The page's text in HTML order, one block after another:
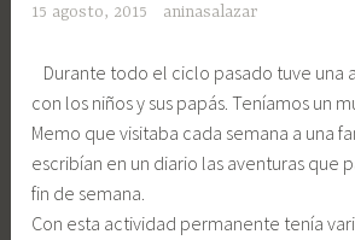
15 agosto, 2015 aninasalazar
Durante todo el ciclo pasado tuve una
con los niños y sus papás. Teníamos un
Memo que visitaba cada semana a una
escribían en un diario las aventuras que
fin de semana.
Con esta actividad permanente tenía